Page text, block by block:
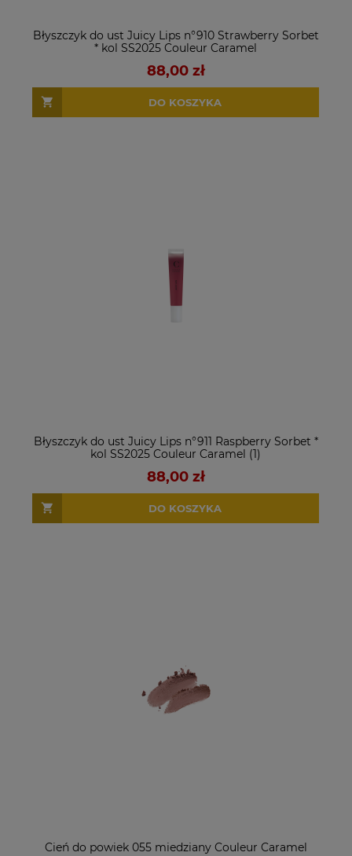
Błyszczyk do ust Juicy Lips n°910 Strawberry Sorbet
* kol SS2025 Couleur Caramel
88,00 zł
DO KOSZYKA
Błyszczyk do ust Juicy Lips n°911 Raspberry Sorbet *
kol SS2025 Couleur Caramel (1)
88,00 zł
DO KOSZYKA
Cień do powiek 055 miedziany Couleur Caramel